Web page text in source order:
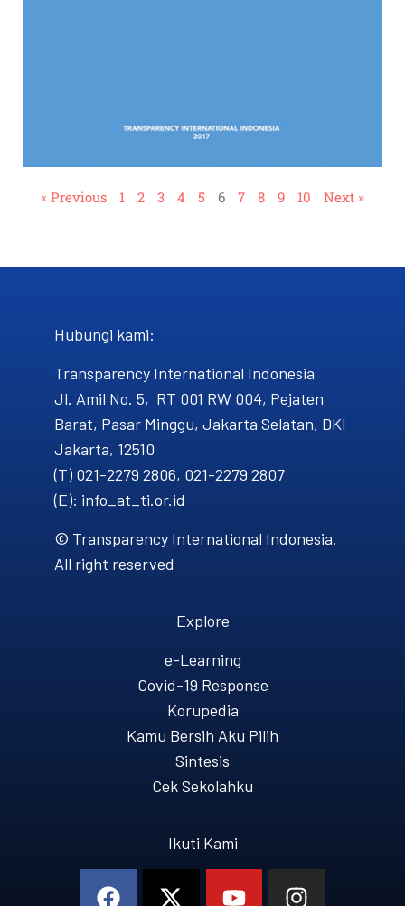
« Previous 1 2 3 4 5 6 7 8 9 10 Next »
Hubungi kami​:
Transparency International Indonesia
Jl. Amil No. 5, RT 001 RW 004, Pejaten
Barat, Pasar Minggu, Jakarta Selatan, DKI
Jakarta, 12510
(T) 021-2279 2806, 021-2279 2807
(E): info_at_ti.or.id
© Transparency International Indonesia.
All right reserved
Explore
e-Learning
Covid-19 Response
Korupedia
Kamu Bersih Aku Pilih
Sintesis
Cek Sekolahku
Ikuti Kami